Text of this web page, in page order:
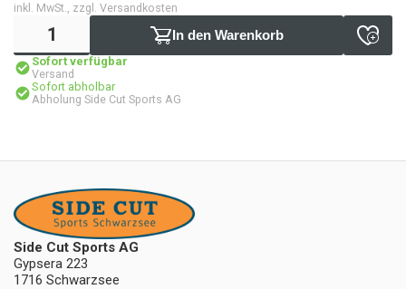
inkl. MwSt., zzgl. Versandkosten
In den Warenkorb
Sofort verfügbar
Versand
Sofort abholbar
Abholung Side Cut Sports AG
Side Cut Sports AG
Gypsera 223
1716 Schwarzsee